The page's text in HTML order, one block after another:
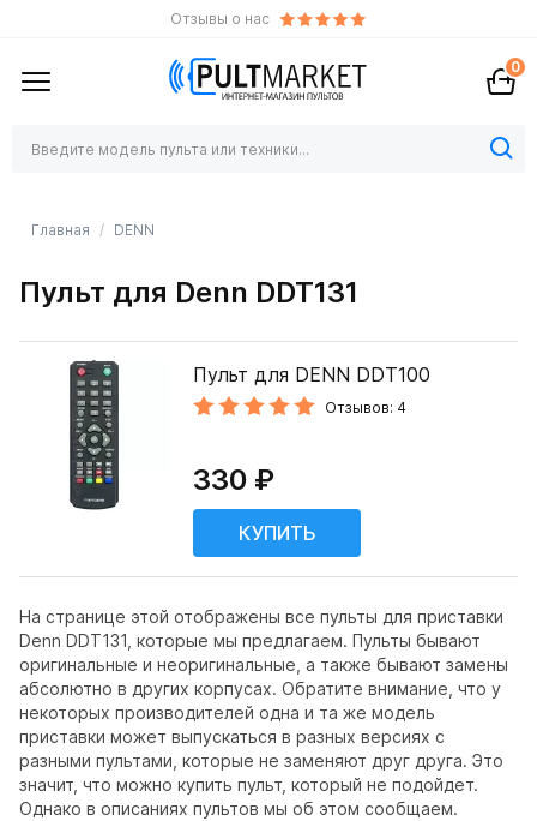
Отзывы о нас
0
Главная DENN
Пульт для Denn DDT131
На странице этой отображены все пульты для приставки
Denn DDT131, которые мы предлагаем. Пульты бывают
оригинальные и неоригинальные, а также бывают замены
абсолютно в других корпусах. Обратите внимание, что у
некоторых производителей одна и та же модель
приставки может выпускаться в разных версиях с
разными пультами, которые не заменяют друг друга. Это
значит, что можно купить пульт, который не подойдет.
Однако в описаниях пультов мы об этом сообщаем.
Пульт для DENN DDT100
Отзывов: 4
330 ₽